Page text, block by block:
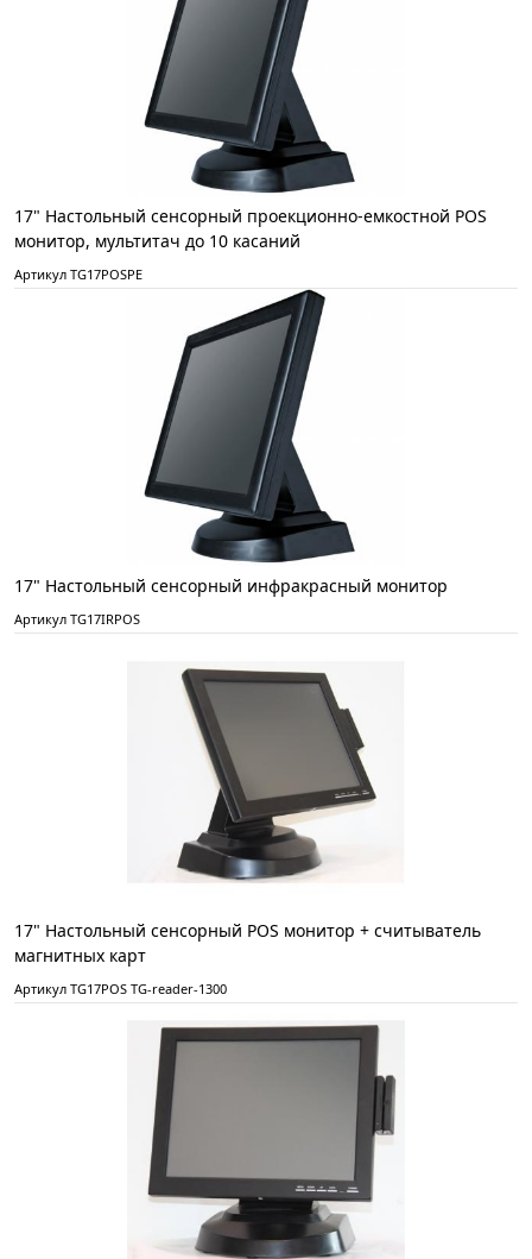
17" Настольный сенсорный проекционно-емкостной POS
монитор, мультитач до 10 касаний
Артикул TG17POSPE
17" Настольный сенсорный инфракрасный монитор
Артикул TG17IRPOS
17" Настольный cенсорный POS монитор + считыватель
магнитных карт
Артикул TG17POS TG-reader-1300